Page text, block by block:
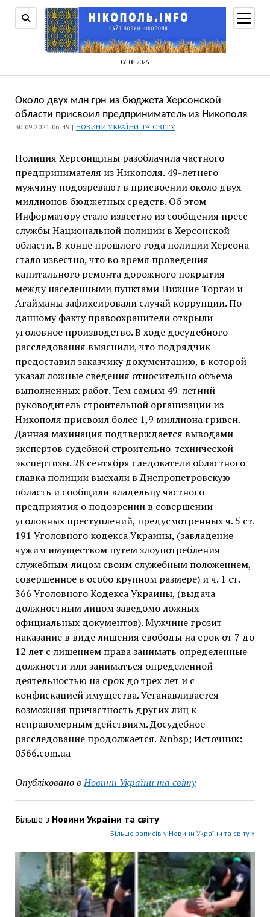
06.08.2026
меню
Около двух млн грн из бюджета Херсонской
области присвоил предприниматель из Никополя
30.09.2021 06:49 | НОВИНИ УКРАЇНИ ТА СВІТУ
Полиция Херсонщины разоблачила частного
предпринимателя из Никополя. 49-летнего
мужчину подозревают в присвоении около двух
миллионов бюджетных средств. Об этом
Информатору стало известно из сообщения пресс-
службы Национальной полиции в Херсонской
области. В конце прошлого года полиции Херсона
стало известно, что во время проведения
капитального ремонта дорожного покрытия
между населенными пунктами Нижние Торгаи и
Агайманы зафиксировали случай коррупции. По
данному факту правоохранители открыли
уголовное производство. В ходе досудебного
расследования выяснили, что подрядчик
предоставил ​​заказчику документацию, в которой
указал ложные сведения относительно объема
выполненных работ. Тем самым 49-летний
руководитель строительной организации из
Никополя присвоил более 1,9 миллиона гривен.
Данная махинация подтверждается выводами
экспертов судебной строительно-технической
экспертизы. 28 сентября следователи областного
главка полиции выехали в Днепропетровскую
область и сообщили владельцу частного
предприятия о подозрении в совершении
уголовных преступлений, предусмотренных ч. 5 ст.
191 Уголовного кодекса Украины, (завладение
чужим имуществом путем злоупотребления
служебным лицом своим служебным положением,
совершенное в особо крупном размере) и ч. 1 ст.
366 Уголовного Кодекса Украины, (выдача
должностным лицом заведомо ложных
официальных документов). Мужчине грозит
наказание в виде лишения свободы на срок от 7 до
12 лет с лишением права занимать определенные
должности или заниматься определенной
деятельностью на срок до трех лет и с
конфискацией имущества. Устанавливается
возможная причастность других лиц к
неправомерным действиям. Досудебное
расследование продолжается. &nbsp; Источник:
0566.com.ua
Опубліковано в Новини України та світу
Більше з Новини України та світу
Більше записів у Новини України та світу »